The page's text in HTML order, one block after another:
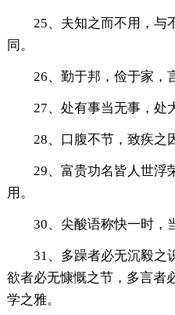
25、夫知之而不用，与
同。
26、勤于邦，俭于家，
27、处有事当无事，处
28、口腹不节，致疾之
29、富贵功名皆人世浮
用。
30、尖酸语称快一时，
31、多躁者必无沉毅之
欲者必无慷慨之节，多言者
学之雅。